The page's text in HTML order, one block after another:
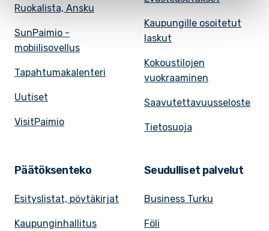
Ruokalista, Ansku
SunPaimio -
mobiilisovellus
Tapahtumakalenteri
Uutiset
VisitPaimio
Kaupungille osoitetut
laskut
Kokoustilojen
vuokraaminen
Saavutettavuusseloste
Tietosuoja
Päätöksenteko
Esityslistat, pöytäkirjat
Kaupunginhallitus
Seudulliset palvelut
Business Turku
Föli